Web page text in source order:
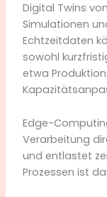
Digital Twins
Simulationen
Echtzeitdaten
sowohl
etwa
Edge-
Verarbeitung
und entlastet
Prozessen ist